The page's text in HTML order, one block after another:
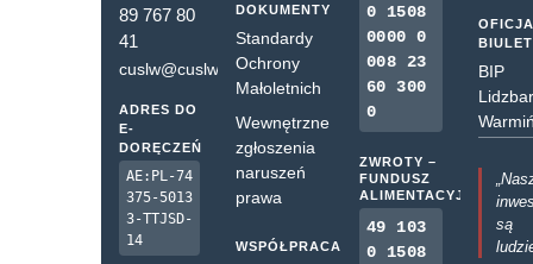
89 767 80
41
cuslw@cuslw.pl
ADRES DO
E-
DORĘCZEŃ
AE:PL-74
375-5013
3-TTJSD-
14
DOKUMENTY
Standardy
Ochrony
Małoletnich
Wewnętrzne
zgłoszenia
naruszeń
prawa
WSPÓŁPRACA
0 1508
0000 0
008 23
60 300
0
ZWROTY –
FUNDUSZ
ALIMENTACYJNY
49 103
0 1508
BIP
są